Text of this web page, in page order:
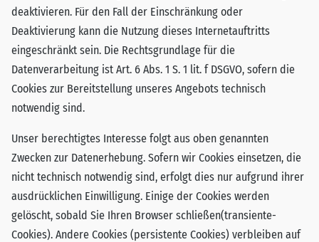
deaktivieren. Für den Fall der Einschränkung oder
Deaktivierung kann die Nutzung dieses Internetauftritts
eingeschränkt sein. Die Rechtsgrundlage für die
Datenverarbeitung ist Art. 6 Abs. 1 S. 1 lit. f DSGVO, sofern die
Cookies zur Bereitstellung unseres Angebots technisch
notwendig sind.
Unser berechtigtes Interesse folgt aus oben genannten
Zwecken zur Datenerhebung. Sofern wir Cookies einsetzen, die
nicht technisch notwendig sind, erfolgt dies nur aufgrund ihrer
ausdrücklichen Einwilligung. Einige der Cookies werden
gelöscht, sobald Sie Ihren Browser schließen(transiente-
Cookies). Andere Cookies (persistente Cookies) verbleiben auf